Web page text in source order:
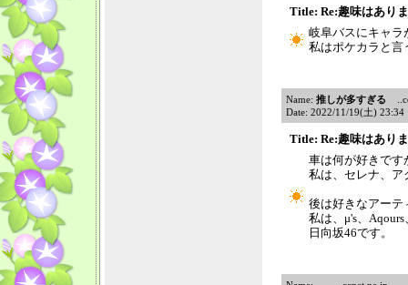
Title: Re:趣味はあり
岐阜バスにキャラ
私はポケカラと言
Name: 推しが多すぎる
Date: 2022/11/19(土)
Title: Re:趣味はあり
車は何が好きです
私は、セレナ、ア
後は好きなアーテ
私は、μ's、
日向坂46です。